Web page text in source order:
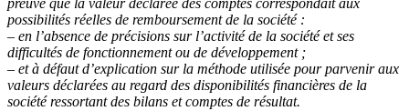
preuve que la valeur déclarée des comptes correspondait aux
possibilités réelles de remboursement de la société :
– en l’absence de précisions sur l’activité de la société et ses
difficultés de fonctionnement ou de développement ;
– et à défaut d’explication sur la méthode utilisée pour parvenir aux
valeurs déclarées au regard des disponibilités financières de la
société ressortant des bilans et comptes de résultat.